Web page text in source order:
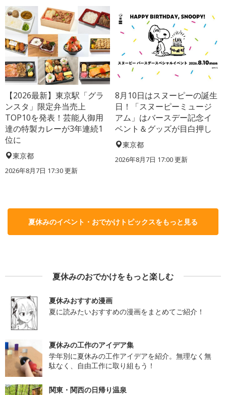
【2026最新】東京駅「グラ
ンスタ」限定弁当売上
TOP10を発表！芸能人御用
達の特製カレーが3年連続1
位に
東京都
2026年8月7日 17:30更新
8月10日はスヌーピーの誕生
日！「スヌーピーミュージ
アム」はバースデー記念イ
ベント＆グッズが目白押し
東京都
2026年8月7日 17:00更新
夏休みのイベント・おでかけトピックスをもっと見る
夏休みのおでかけをもっと楽しむ
夏休みおすすめ漫画
夏に読みたいおすすめの漫画をまとめてご紹介！
夏休みの工作のアイデア集
学年別に夏休みの工作アイデアを紹介。無理なく無
駄なく、自由工作に取り組もう！
関東・関西の日帰り温泉